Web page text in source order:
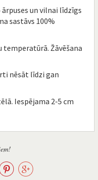
un vilnai līdzīgs
sastāvs 100%
temperatūrā. Žāvēšana
nēsāt līdzi gan
Iespējama 2-5 cm